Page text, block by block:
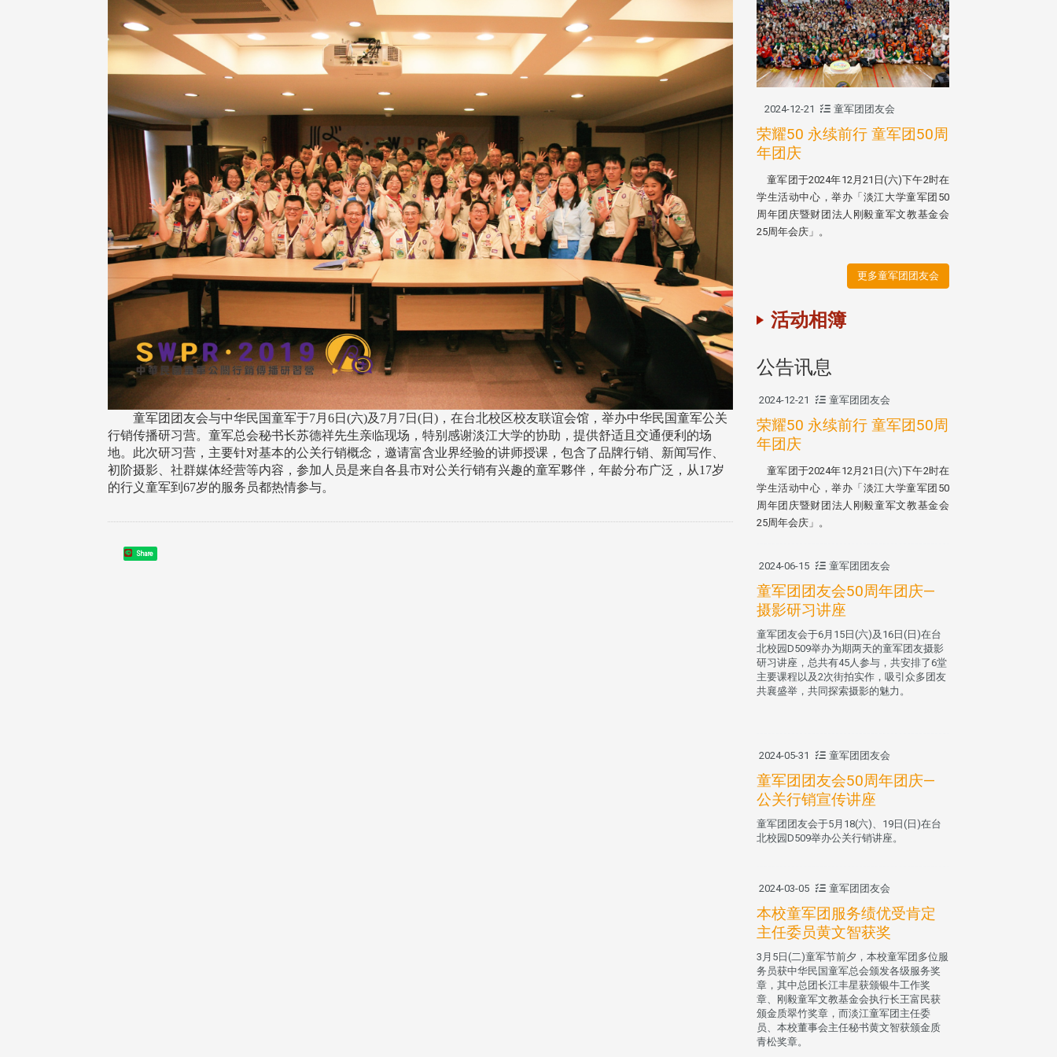
童军团团友会与中华民国童军于7月6日(六)及7月7日(日)，在台北校区校友联谊会馆，举办中华民国童军公关
行销传播研习营。童军总会秘书长苏德祥先生亲临现场，特别感谢淡江大学的协助，提供舒适且交通便利的场
地。此次研习营，主要针对基本的公关行销概念，邀请富含业界经验的讲师授课，包含了品牌行销、新闻写作、
初阶摄影、社群媒体经营等内容，参加人员是来自各县市对公关行销有兴趣的童军夥伴，年龄分布广泛，从17岁
的行义童军到67岁的服务员都热情参与。
Share
2024-12-21 童军团团友会
荣耀50 永续前行 童军团50周
年团庆
童军团于2024年12月21日(六)下午2时在
学生活动中心，举办「淡江大学童军团50
周年团庆暨财团法人刚毅童军文教基金会
25周年会庆」。
更多童军团团友会
活动相簿
公告讯息
2024-12-21 童军团团友会
荣耀50 永续前行 童军团50周
年团庆
童军团于2024年12月21日(六)下午2时在
学生活动中心，举办「淡江大学童军团50
周年团庆暨财团法人刚毅童军文教基金会
25周年会庆」。
2024-06-15 童军团团友会
童军团团友会50周年团庆—
摄影研习讲座
童军团友会于6月15日(六)及16日(日)在台
北校园D509举办为期两天的童军团友摄影
研习讲座，总共有45人参与，共安排了6堂
主要课程以及2次街拍实作，吸引众多团友
共襄盛举，共同探索摄影的魅力。
2024-05-31 童军团团友会
童军团团友会50周年团庆—
公关行销宣传讲座
童军团团友会于5月18(六)、19日(日)在台
北校园D509举办公关行销讲座。
2024-03-05 童军团团友会
本校童军团服务绩优受肯定
主任委员黄文智获奖
3月5日(二)童军节前夕，本校童军团多位服
务员获中华民国童军总会颁发各级服务奖
章，其中总团长江丰星获颁银牛工作奖
章、刚毅童军文教基金会执行长王富民获
颁金质翠竹奖章，而淡江童军团主任委
员、本校董事会主任秘书黄文智获颁金质
青松奖章。